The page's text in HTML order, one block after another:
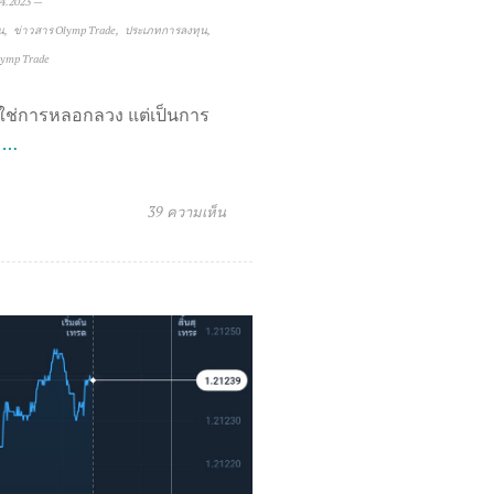
ข่าวสาร Olymp Trade
ประเภทการลงทุน
Trade
การหลอกลวง แต่เป็นการ
…
39 ความเห็น